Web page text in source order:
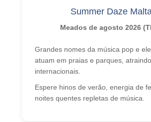
Summer Daze Malta
Meados de agosto 2026
Grandes nomes da música pop e
atuam em praias e parques,
internacionais.
Espere hinos de verão, energia de
noites quentes repletas de música.